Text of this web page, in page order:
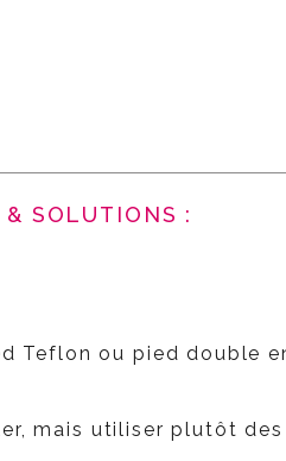
SOLUTIONS :
Teflon ou pied double
mais utiliser plutôt